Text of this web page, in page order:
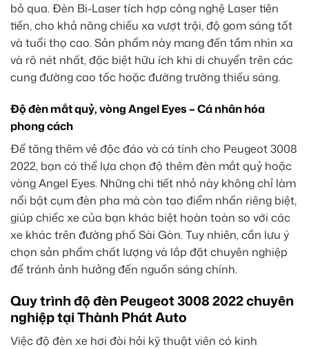
bỏ qua. Đèn Bi-Laser tích hợp công nghệ Laser tiên
tiến, cho khả năng chiếu xa vượt trội, độ gom sáng tốt
và tuổi thọ cao. Sản phẩm này mang đến tầm nhìn xa
và rõ nét nhất, đặc biệt hữu ích khi di chuyển trên các
cung đường cao tốc hoặc đường trường thiếu sáng.
Độ đèn mắt quỷ, vòng Angel Eyes – Cá nhân hóa
phong cách
Để tăng thêm vẻ độc đáo và cá tính cho Peugeot 3008
2022, bạn có thể lựa chọn độ thêm đèn mắt quỷ hoặc
vòng Angel Eyes. Những chi tiết nhỏ này không chỉ làm
nổi bật cụm đèn pha mà còn tạo điểm nhấn riêng biệt,
giúp chiếc xe của bạn khác biệt hoàn toàn so với các
xe khác trên đường phố Sài Gòn. Tuy nhiên, cần lưu ý
chọn sản phẩm chất lượng và lắp đặt chuyên nghiệp
để tránh ảnh hưởng đến nguồn sáng chính.
Quy trình độ đèn Peugeot 3008 2022 chuyên
nghiệp tại Thành Phát Auto
Việc độ đèn xe hơi đòi hỏi kỹ thuật viên có kinh